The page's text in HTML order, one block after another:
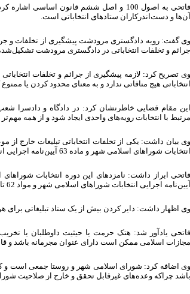
فاتحی به اصول 100 و اصل ششم قانون اساسی
آن‌ها و دست‌اندرکاران ستادهای انتخاباتی است.
وی گفت: رویه دادگستری مرودشت پیشگیری از تخلفات و
جرائم و تخلفات انتخاباتی در دادگستری مرودشت
وی تصریح کرد: لازمه پیشگیری از جرائم و تخلفات
انتخاباتی هیچ منافاتی ندارد و به معنای محدود کردن یا
این مقام قضایی خاطرنشان کرد: در دادگاه و دادسرا
مرتبط با انتخابات رویه‌های واحدی ایجاد شود و از همه
انتخابات شوراهای اسلامی شهر و ماده 63 آیین‌نامه اجرایی انتخابات شوراهای اسلامی روستا تبلیغات زودهنگام را ممنوع اعلام کرده است.
آیین‌نامه اجرایی انتخابات شوراهای اسلامی شهر و مواد 62 تا 67 آیین‌نامه اجرایی انتخابات شوراهای اسلامی روستا را مطالعه کنند.
وی اظهار داشت: دایر کردن بیش از یک ستاد تبلیغاتی برای
فاتحی یادآور شد: هتک حرمت یا حیثیت داوطلبان یا
مجازات اسلامی ممکن است دارای عنوان مجرمانه باشد و
وی اضافه کرد: شورای اسلامی شهر و روستا جمعی است و
باشد چراکه وعده‌های غیرقابل تحقق و خارج از صلاحیت